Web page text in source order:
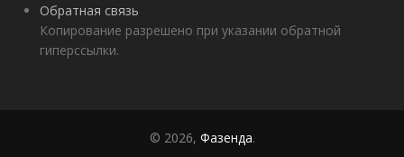
Обратная связь
Копирование разрешено при указании обратной
гиперссылки.
© 2026, Фазенда.